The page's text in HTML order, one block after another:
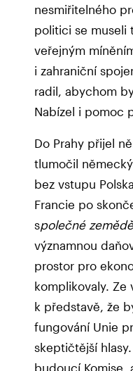
nesmiřitelného
politici se museli
veřejným
i zahraniční
radil, abychom
Nabízel i pomoc
Do Prahy přijel
tlumočil
bez vstupu
Francie po
společné
významnou
prostor pro
komplikovaly. Ze
k představě, že
fungování Unie
skeptičtější
budoucí Komise,